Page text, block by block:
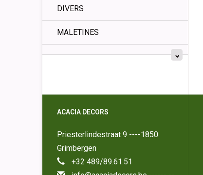
DIVERS
MALETINES
ACACIA DECORS
Priesterlindestraat 9 ----1850
Grimbergen
+32 489/89.61.51